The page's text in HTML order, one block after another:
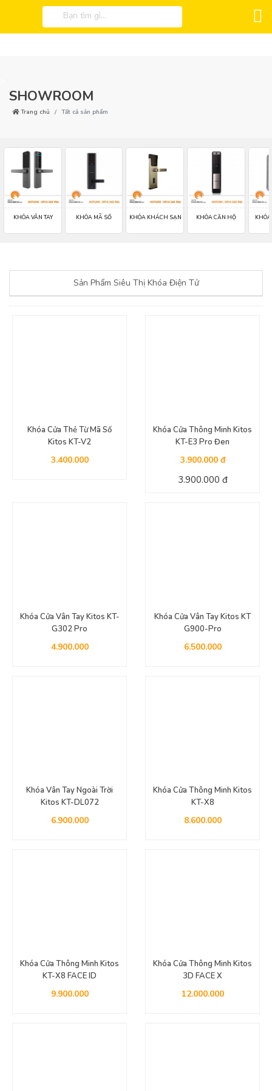
SHOWROOM
Trang chủ Tất cả sản phẩm
KHÓA VÂN TAY KHÓA MÃ SỐ KHÓA KHÁCH SẠN KHÓA CĂN HỘ
Sản Phẩm Siêu Thị Khóa Điện Tử
Khóa Cửa Thẻ Từ Mã Số
Kitos KT-V2
3.400.000
Khóa Cửa Thông Minh Kitos
KT-E3 Pro Đen
3.900.000 đ
3.900.000 đ
Khóa Cửa Vân Tay Kitos KT-
G302 Pro
4.900.000
Khóa Cửa Vân Tay Kitos KT
G900-Pro
6.500.000
Khóa Vân Tay Ngoài Trời
Kitos KT-DL072
6.900.000
Khóa Cửa Thông Minh Kitos
KT-X8
8.600.000
Khóa Cửa Thông Minh Kitos
KT-X8 FACE ID
9.900.000
Khóa Cửa Thông Minh Kitos
3D FACE X
12.000.000